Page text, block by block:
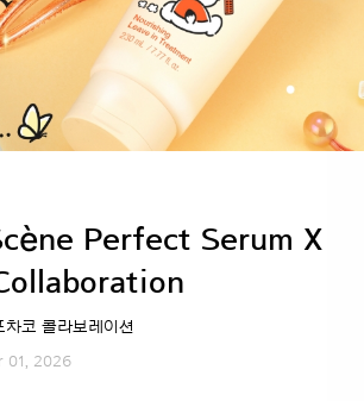
Perfect Serum X
차코 콜라보레이션
01, 2026